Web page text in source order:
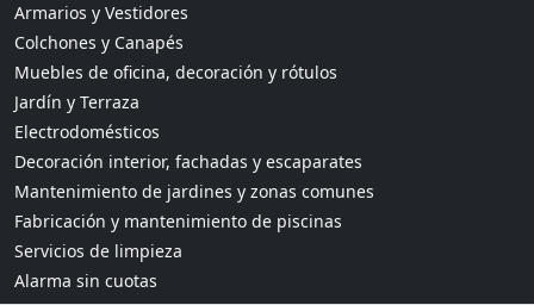
Armarios y Vestidores
Colchones y Canapés
Muebles de oficina, decoración y rótulos
Jardín y Terraza
Electrodomésticos
Decoración interior, fachadas y escaparates
Mantenimiento de jardines y zonas comunes
Fabricación y mantenimiento de piscinas
Servicios de limpieza
Alarma sin cuotas